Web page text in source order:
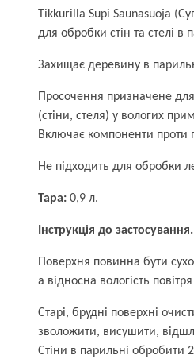
Tikkurilla Supi Saunasuoja
для обробки стін та стелі в
Захищає деревину в
Просочення призначене
(стіни, стеля) у вологих
Включає компоненти проти
Не підходить для обробки
Тара: 0,9 л.
Інструкція до застосування.
Поверхня повинна бути
а відносна вологість
Старі, брудні поверхні
зволожити, висушити,
Стіни в парильні обробити